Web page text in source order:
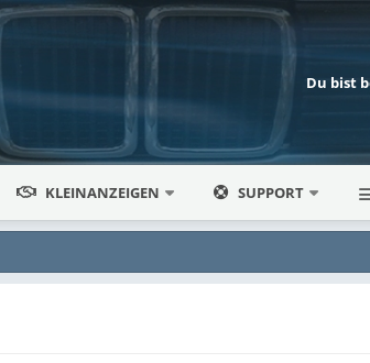
Du bist
KLEINANZEIGEN SUPPORT